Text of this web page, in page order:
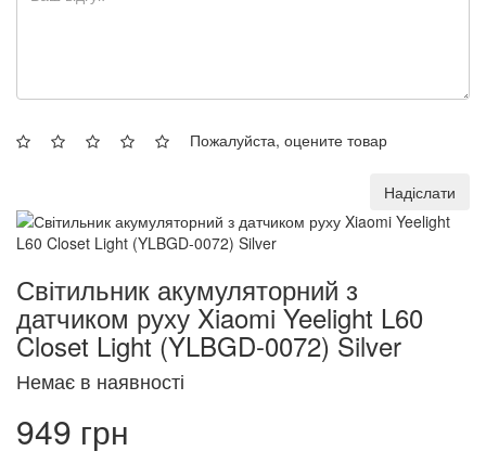
Пожалуйста, оцените товар
Надіслати
Світильник акумуляторний з
датчиком руху Xiaomi Yeelight L60
Closet Light (YLBGD-0072) Silver
Немає в наявності
949 грн